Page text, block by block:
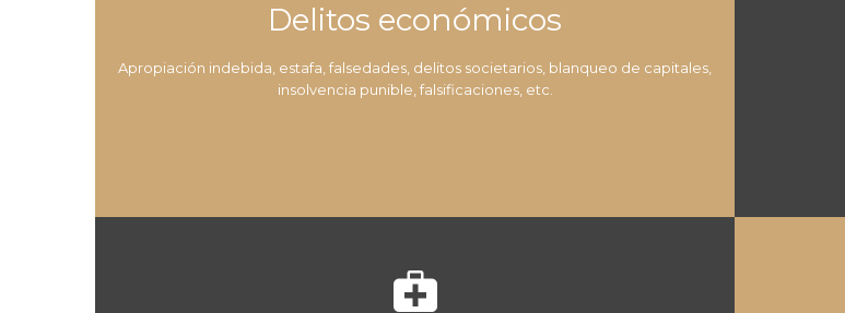
Delitos económicos
Apropiación indebida, estafa, falsedades, delitos societarios, blanqueo de capitales,
insolvencia punible, falsificaciones, etc.
